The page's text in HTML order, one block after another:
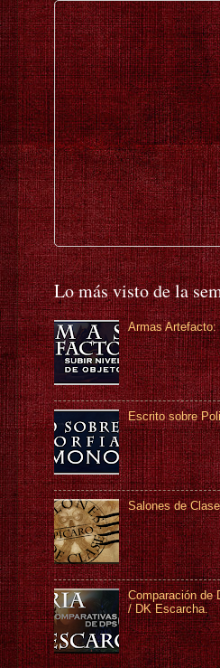
Lo más visto de la
Armas
Escrito sobre
Salones de
Comparación de
/ DK Escarcha.